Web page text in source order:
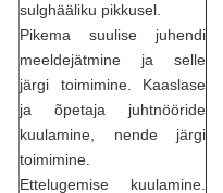
sulghääliku pikkusel.
Pikema suulise juhendi
meeldejätmine ja selle
järgi toimimine. Kaaslase
ja õpetaja juhtnööride
kuulamine, nende järgi
toimimine.
Ettelugemise kuulamine.